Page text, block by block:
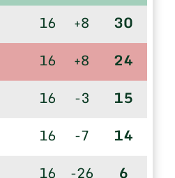
16 +8 30
16 +8 24
16 -3 15
16 -7 14
16 -26 6